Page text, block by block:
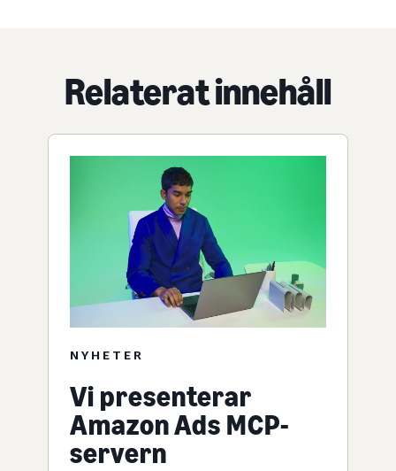
Relaterat innehåll
NYHETER
Vi presenterar
Amazon Ads MCP-
servern